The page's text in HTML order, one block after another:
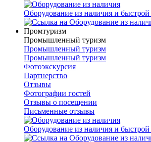
Оборудование из наличия и быстрой
Промтуризм
Промышленный туризм
Промышленный туризм
Промышленный туризм
Фотоэкскурсия
Партнерство
Отзывы
Фотографии гостей
Отзывы о посещении
Письменные отзывы
Оборудование из наличия и быстрой